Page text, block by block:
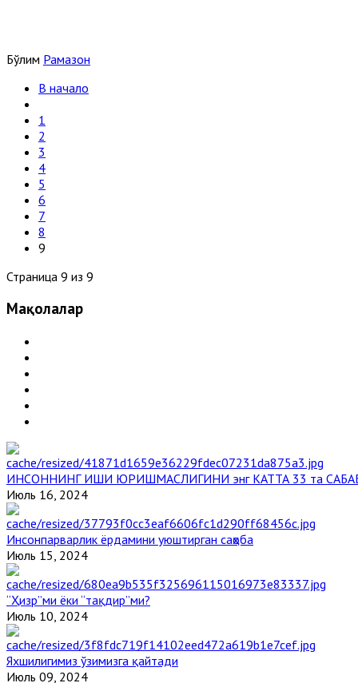
Бўлим Рамазон
В начало
1
2
3
4
5
6
7
8
9
Страница 9 из 9
Мақолалар
ИНСОННИНГ ИШИ ЮРИШМАСЛИГИНИ энг КАТТА 33 та
Июль 16, 2024
Инсонпарварлик ёрдамини уюштирган саҳоба
Июль 15, 2024
“Ҳизр”ми ёки “тақдир”ми?
Июль 10, 2024
Яхшилигимиз ўзимизга қайтади
Июль 09, 2024